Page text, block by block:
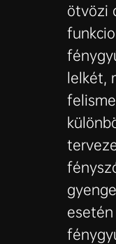
ötvözi
lelkét,